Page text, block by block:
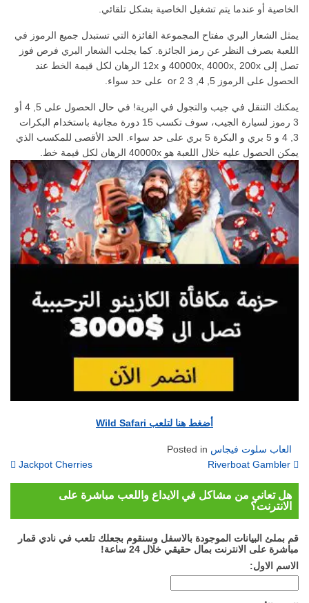
هل تعاني من مشاكل في الايداع واللعب مباشرة على
الانترنت؟
قم بملئ البيانات الموجودة بالاسفل وسنقوم بجعلك تلعب في نادي قمار
مباشرة على الانترنت بمال حقيقي خلال 24 ساعة!
الاسم الاول:
الخاصية أو عندما يتم تشغيل الخاصية بشكل تلقائي.
يمثل الشعار البري مفتاح المجموعة الفائزة التي تستبدل جميع الرموز في
اللعبة بصرف النظر عن رمز الجائزة. كما يجلب الشعار البري فرص فوز
تصل إلى 40000x, 4000x, 200x و 12x الرهان لكل قيمة الخط عند
الحصول على الرموز 5, 4, 3 or 2 على حد سواء.
يمكنك التنقل في جيب والتجول في البرية! في حال الحصول على 5, 4 أو
3 رموز لسيارة الجيب، سوف تكسب 15 دورة مجانية باستخدام البكرات
3, 4 و 5 بري و البكرة 5 بري على حد سواء. الحد الأقصى للمكسب الذي
يمكن الحصول عليه خلال اللعبة هو 40000x الرهان لكل قيمة خط.
أضغط هنا لتلعب Wild Safari
Posted in العاب سلوت فيجاس
Jackpot Cherries Riverboat Gambler